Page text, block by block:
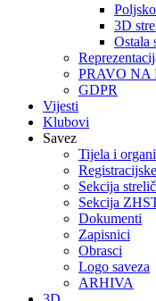
3D
Ostala
PRAVO NA
GDPR
Vijesti
Klubovi
Savez
Tijela i organi
Sekcija
Sekcija
Dokumenti
Zapisnici
Obrasci
Logo saveza
ARHIVA